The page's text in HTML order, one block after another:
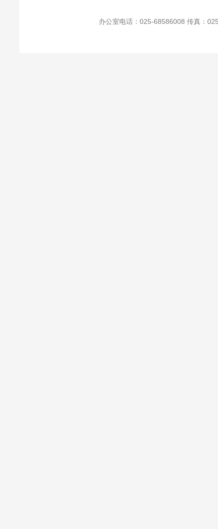
办公室电话：025-68586008 传真：